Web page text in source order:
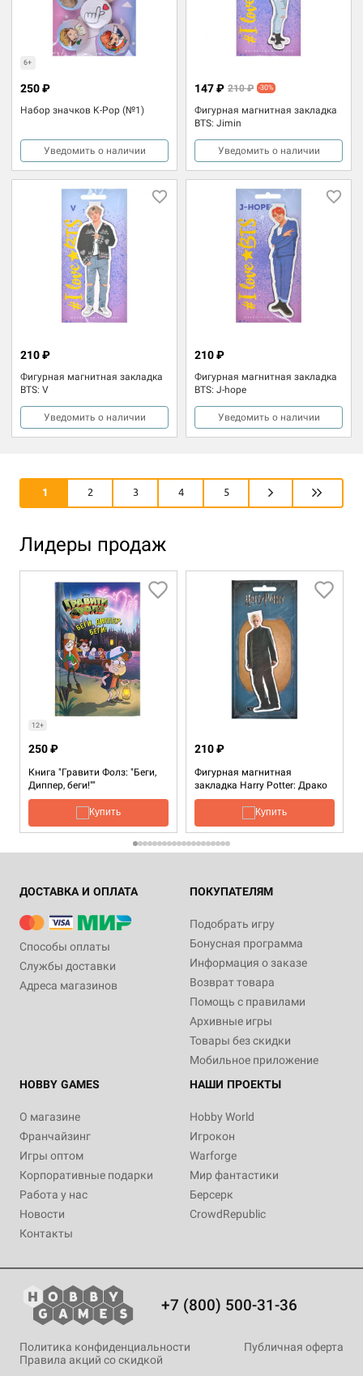
6+
Набор значков K-Pop (№1)
250 ₽
Уведомить о наличии
Фигурная магнитная закладка
BTS: Jimin
147 ₽ 210 ₽ -30%
Уведомить о наличии
Фигурная магнитная закладка
BTS: V
210 ₽
Уведомить о наличии
Фигурная магнитная закладка
BTS: J-hope
210 ₽
Уведомить о наличии
1 2 3 4 5
Лидеры продаж
12+
Книга "Гравити Фолз: "Беги,
Диппер, беги!""
250 ₽
Купить
Фигурная магнитная
закладка Harry Potter: Драко
Малфой
210 ₽
Купить
ДОСТАВКА И ОПЛАТА
Способы оплаты
Службы доставки
Адреса магазинов
ПОКУПАТЕЛЯМ
Подобрать игру
Бонусная программа
Информация о заказе
Возврат товара
Помощь с правилами
Архивные игры
Товары без скидки
Мобильное приложение
HOBBY GAMES
О магазине
Франчайзинг
Игры оптом
Корпоративные подарки
Работа у нас
Новости
Контакты
НАШИ ПРОЕКТЫ
Hobby World
Игрокон
Warforge
Мир фантастики
Берсерк
CrowdRepublic
+7 (800) 500-31-36
Политика конфиденциальности
Публичная оферта
Правила акций со скидкой